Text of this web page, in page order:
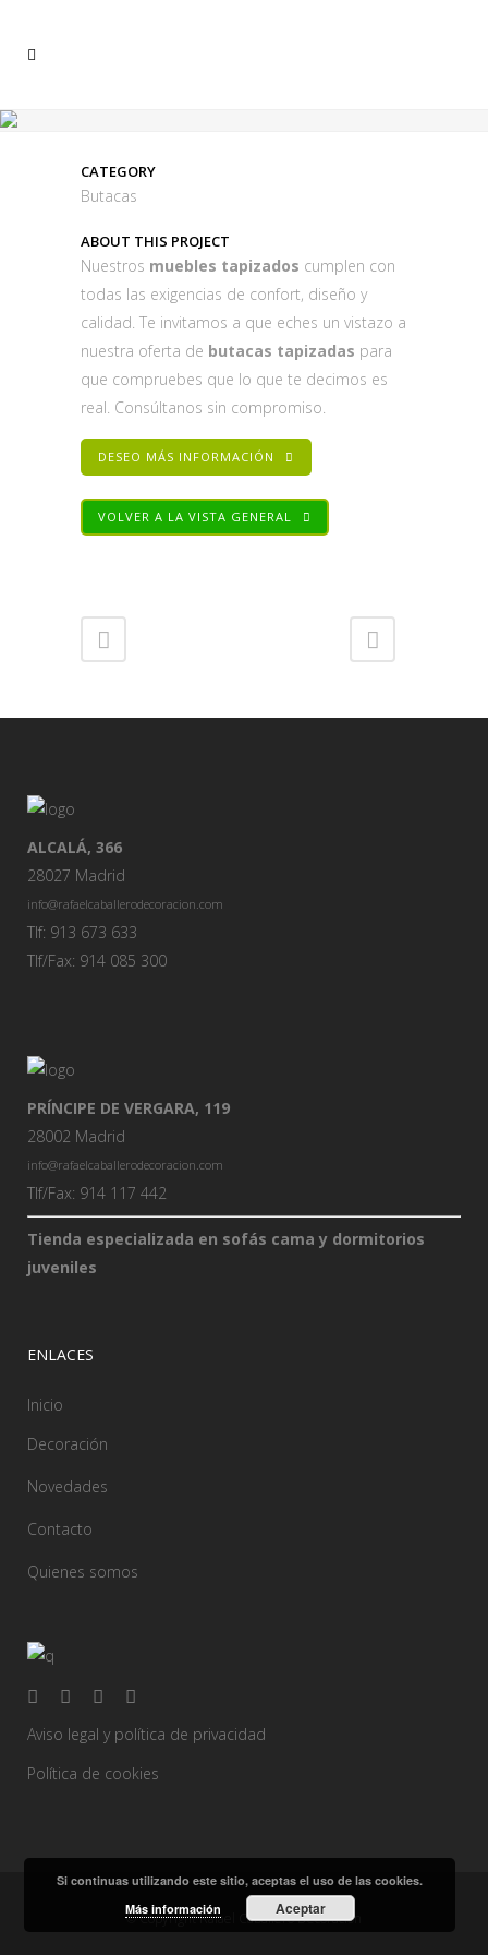
CATEGORY
Butacas
ABOUT THIS PROJECT
Nuestros muebles tapizados cumplen con
todas las exigencias de confort, diseño y
calidad. Te invitamos a que eches un vistazo a
nuestra oferta de butacas tapizadas para
que compruebes que lo que te decimos es
real. Consúltanos sin compromiso.
DESEO MÁS INFORMACIÓN
VOLVER A LA VISTA GENERAL
ALCALÁ, 366
28027 Madrid
info@rafaelcaballerodecoracion.com
Tlf: 913 673 633
Tlf/Fax: 914 085 300
PRÍNCIPE DE VERGARA, 119
28002 Madrid
info@rafaelcaballerodecoracion.com
Tlf/Fax: 914 117 442
Tienda especializada en sofás cama y dormitorios
juveniles
ENLACES
Inicio
Decoración
Novedades
Contacto
Quienes somos
Aviso legal y política de privacidad
Política de cookies
© Copyright Rafael Caballero Decoración
Si continuas utilizando este sitio, aceptas el uso de las cookies.
Más información
Aceptar